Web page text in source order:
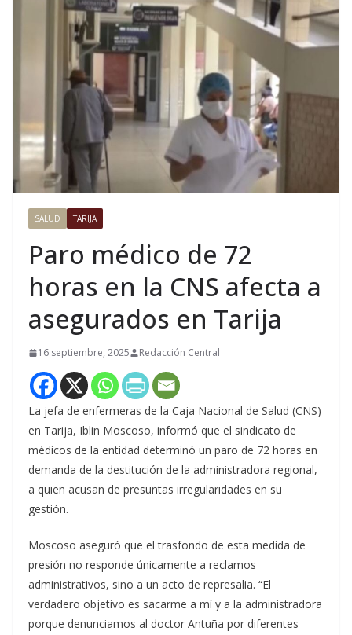
SALUD TARIJA
Paro médico de 72
horas en la CNS afecta a
asegurados en Tarija
16 septiembre, 2025 Redacción Central
La jefa de enfermeras de la Caja Nacional de Salud (CNS)
en Tarija, Iblin Moscoso, informó que el sindicato de
médicos de la entidad determinó un paro de 72 horas en
demanda de la destitución de la administradora regional,
a quien acusan de presuntas irregularidades en su
gestión.
Moscoso aseguró que el trasfondo de esta medida de
presión no responde únicamente a reclamos
administrativos, sino a un acto de represalia. “El
verdadero objetivo es sacarme a mí y a la administradora
porque denunciamos al doctor Antuña por diferentes